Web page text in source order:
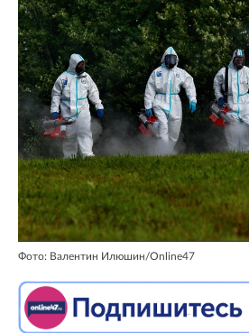
Фото: Валентин Илюшин/Online47